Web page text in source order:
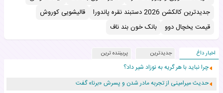
جدیدترین کالکشن 2026 دستبند نقره پاندورا
قالیشویی کوروش
قیمت یخچال دوو
بانک خون بند ناف
اخبار داغ جدیدترین پربیننده ترین
چرا نباید با هر گریه به نوزاد شیر داد؟
حدیث میرامینی از تجربه مادر شدن و پسرش «برنا» گفت